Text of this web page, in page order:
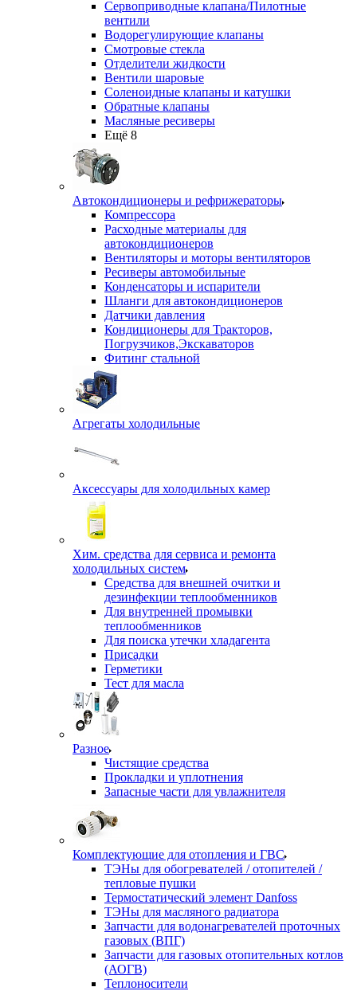
Сервоприводные клапана/Пилотные
вентили
Водорегулирующие клапаны
Смотровые стекла
Отделители жидкости
Вентили шаровые
Соленоидные клапаны и катушки
Обратные клапаны
Масляные ресиверы
Ещё 8
Автокондиционеры и рефрижераторы
Компрессора
Расходные материалы для
автокондиционеров
Вентиляторы и моторы вентиляторов
Ресиверы автомобильные
Конденсаторы и испарители
Шланги для автокондиционеров
Датчики давления
Кондиционеры для Тракторов,
Погрузчиков,Экскаваторов
Фитинг стальной
Агрегаты холодильные
Аксессуары для холодильных камер
Хим. средства для сервиса и ремонта
холодильных систем
Средства для внешней очитки и
дезинфекции теплообменников
Для внутренней промывки
теплообменников
Для поиска утечки хладагента
Присадки
Герметики
Тест для масла
Разное
Чистящие средства
Прокладки и уплотнения
Запасные части для увлажнителя
Комплектующие для отопления и ГВС
ТЭНы для обогревателей / отопителей /
тепловые пушки
Термостатический элемент Danfoss
ТЭНы для масляного радиатора
Запчасти для водонагревателей проточных
газовых (ВПГ)
Запчасти для газовых отопительных котлов
(АОГВ)
Теплоносители